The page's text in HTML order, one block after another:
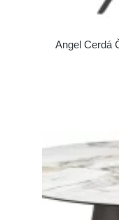
Angel Cerdá